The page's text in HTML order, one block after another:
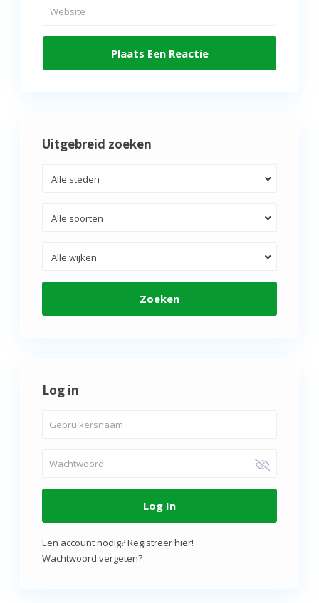
Uitgebreid zoeken
Alle steden
Alle soorten
Alle wijken
Zoeken
Log in
Log In
Een account nodig? Registreer hier!
Wachtwoord vergeten?